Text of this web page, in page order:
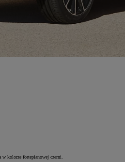
kolorze fortepianowej czerni.